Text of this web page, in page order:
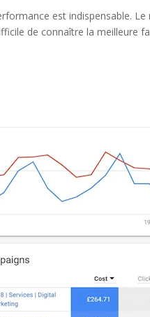
est indispensable. Le
de connaître la meilleure